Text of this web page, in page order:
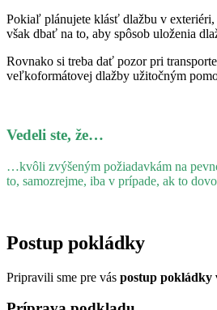
Pokiaľ plánujete klásť dlažbu v
však dbať na to, aby spôsob uloženia
Rovnako si treba dať pozor pri
veľkoformátovej dlažby užitočným
Vedeli ste, že…
…kvôli zvýšeným požiadavkám na
to, samozrejme, iba v prípade, ak to
Postup pokládky
Pripravili sme pre vás postup